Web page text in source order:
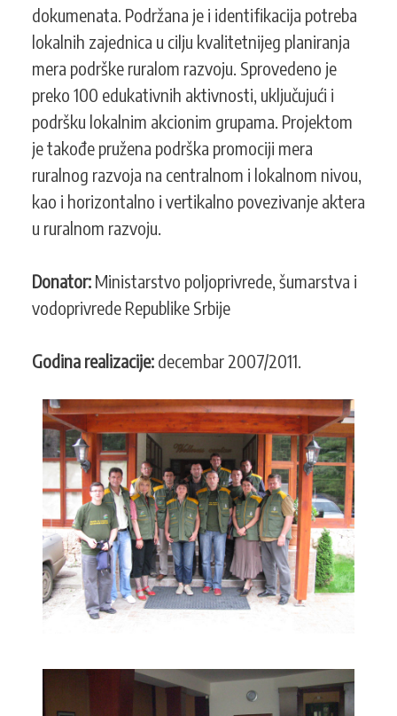
dokumenata. Podržana je i identifikacija potreba
lokalnih zajednica u cilju kvalitetnijeg planiranja
mera podrške ruralom razvoju. Sprovedeno je
preko 100 edukativnih aktivnosti, uključujući i
podršku lokalnim akcionim grupama. Projektom
je takođe pružena podrška promociji mera
ruralnog razvoja na centralnom i lokalnom nivou,
kao i horizontalno i vertikalno povezivanje aktera
u ruralnom razvoju.
Donator: Ministarstvo poljoprivrede, šumarstva i
vodoprivrede Republike Srbije
Godina realizacije: decembar 2007/2011.